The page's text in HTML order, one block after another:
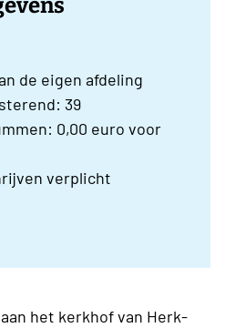
de eigen afdeling
39
0,00 euro voor
verplicht
het kerkhof van Herk-